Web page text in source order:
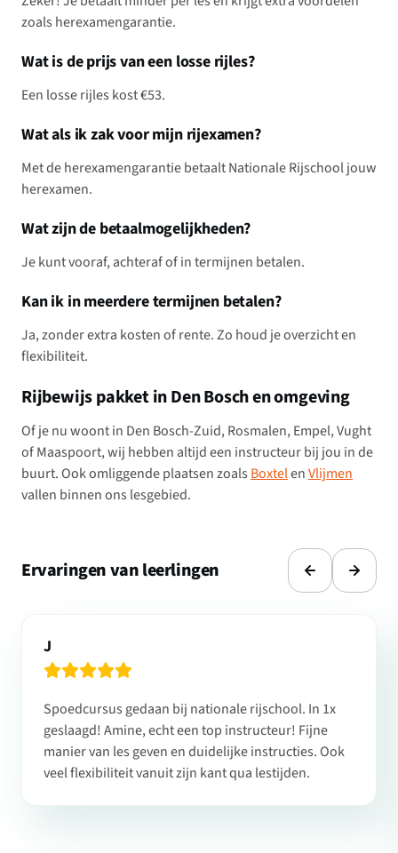
zoals herexamengarantie.
Wat is de prijs van een losse rijles?
Een losse rijles kost €53.
Wat als ik zak voor mijn rijexamen?
Met de herexamengarantie betaalt Nationale Rijschool jouw
herexamen.
Wat zijn de betaalmogelijkheden?
Je kunt vooraf, achteraf of in termijnen betalen.
Kan ik in meerdere termijnen betalen?
Ja, zonder extra kosten of rente. Zo houd je overzicht en
flexibiliteit.
Rijbewijs pakket in Den Bosch en omgeving
Of je nu woont in Den Bosch-Zuid, Rosmalen, Empel, Vught
of Maaspoort, wij hebben altijd een instructeur bij jou in de
buurt. Ook omliggende plaatsen zoals BoxtelenVlijmen
vallen binnen ons lesgebied.
Ervaringen van leerlingen
J
Spoedcursus gedaan bij nationale rijschool. In 1x
geslaagd! Amine, echt een top instructeur! Fijne
manier van les geven en duidelijke instructies. Ook
veel flexibiliteit vanuit zijn kant qua lestijden.